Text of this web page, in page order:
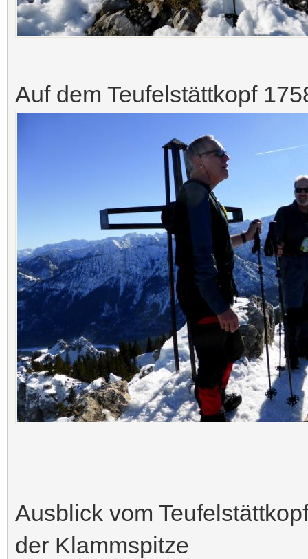
Auf dem Teufelstättkopf
Ausblick vom
der Klammspitze